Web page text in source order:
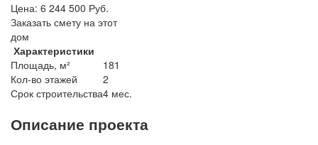
Цена: 6 244 500 Руб.
Заказать смету на этот
дом
Характеристики
Площадь, м²
181
Кол-во этажей
2
Срок строительства4 мес.
Описание проекта